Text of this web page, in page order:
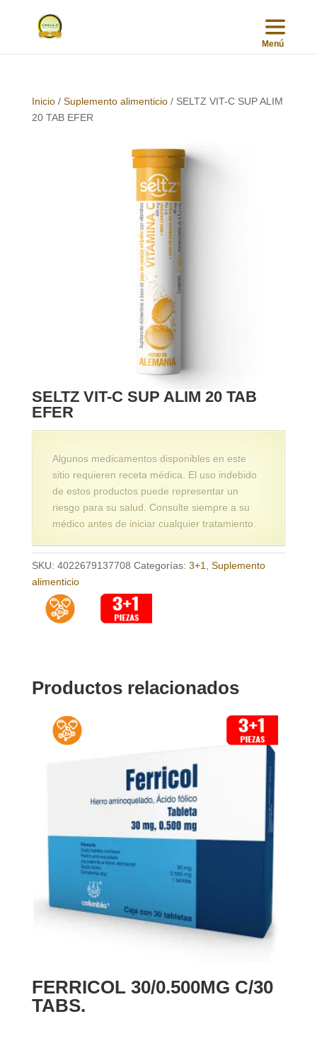
Inicio/ Suplemento alimenticio/ SELTZ VIT-C SUP ALIM
20 TAB EFER
SELTZ VIT-C SUP ALIM 20 TAB
EFER
Algunos medicamentos disponibles en este
sitio requieren receta médica. El uso indebido
de estos productos puede representar un
riesgo para su salud. Consulte siempre a su
médico antes de iniciar cualquier tratamiento.
SKU: 4022679137708 Categorías: 3+1, Suplemento
alimenticio
Productos relacionados
FERRICOL 30/0.500MG C/30
TABS.